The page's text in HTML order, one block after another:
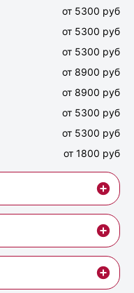
от 5300 руб
от 5300 руб
от 5300 руб
от 8900 руб
от 8900 руб
от 5300 руб
от 5300 руб
от 1800 руб